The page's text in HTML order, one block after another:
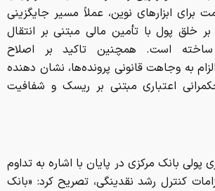
بانک مرکزی در پایان با اشاره به تداوم
کنترل رشد نقدینگی، تصریح کرد: «بانک
با اعمال سیاست‌های پولی و اعتباری
به اولویت‌های اعتباری کشور، اجازه
با تلاشی وافر در خط مقدم جبهه
حال مهار تورم و پشتیبانی از تولید است.